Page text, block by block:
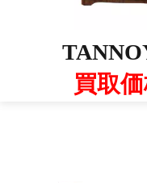
買取